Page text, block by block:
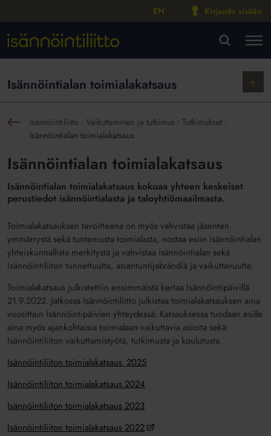
EN Kirjaudu sisään
Isännöintialan toimialakatsaus
Näytä
Isännöintiliitto :Vaikuttaminen ja tutkimus :Tutkimukset :
Isännöintialan toimialakatsaus
Isännöintialan toimialakatsaus
Isännöintialan toimialakatsaus kokoaa yhteen keskeiset
perustiedot isännöintialasta ja taloyhtiömaailmasta.
Toimialakatsauksen tavoitteena on myös vahvistaa jäsenten
ymmärrystä sekä tuntemusta toimialasta, nostaa esiin isännöintialan
yhteiskunnallista merkitystä ja vahvistaa isännöintialan sekä
Isännöintiliiton tunnettuutta, asiantuntijabrändiä ja vaikuttavuutta.
Toimialakatsaus julkistettiin ensimmäistä kertaa Isännöintipäivillä
21.9.2022. Jatkossa Isännöintiliitto julkistaa toimialakatsauksen aina
vuosittain Isännöintipäivien yhteydessä. Katsauksessa tuodaan esille
aina myös ajankohtaisia toimialaan vaikuttavia asioita sekä
Isännöintiliiton vaikuttamistyötä, tutkimusta ja koulutusta.
Isännöintiliiton toimialakatsaus_2025
Isännöintiliiton toimialakatsaus 2024
Isännöintiliiton toimialakatsaus 2023
Isännöintiliiton toimialakatsaus 2022